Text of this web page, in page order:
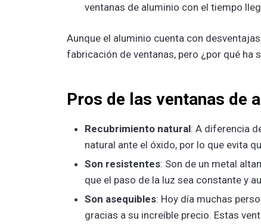
ventanas de aluminio con el tiempo
Aunque el aluminio cuenta con
fabricación de ventanas, pero ¿por qué ha
Pros de las ventanas de
Recubrimiento natural: A diferencia
natural ante el óxido, por lo que evita
Son resistentes: Son de un metal
que el paso de la luz sea constante y
Son asequibles: Hoy día muchas
gracias a su increíble precio. Estas